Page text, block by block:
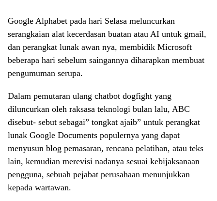
Google Alphabet pada hari Selasa meluncurkan
serangkaian alat kecerdasan buatan atau AI untuk gmail,
dan perangkat lunak awan nya, membidik Microsoft
beberapa hari sebelum saingannya diharapkan membuat
pengumuman serupa.
Dalam pemutaran ulang chatbot dogfight yang
diluncurkan oleh raksasa teknologi bulan lalu, ABC
disebut- sebut sebagai” tongkat ajaib” untuk perangkat
lunak Google Documents populernya yang dapat
menyusun blog pemasaran, rencana pelatihan, atau teks
lain, kemudian merevisi nadanya sesuai kebijaksanaan
pengguna, sebuah pejabat perusahaan menunjukkan
kepada wartawan.